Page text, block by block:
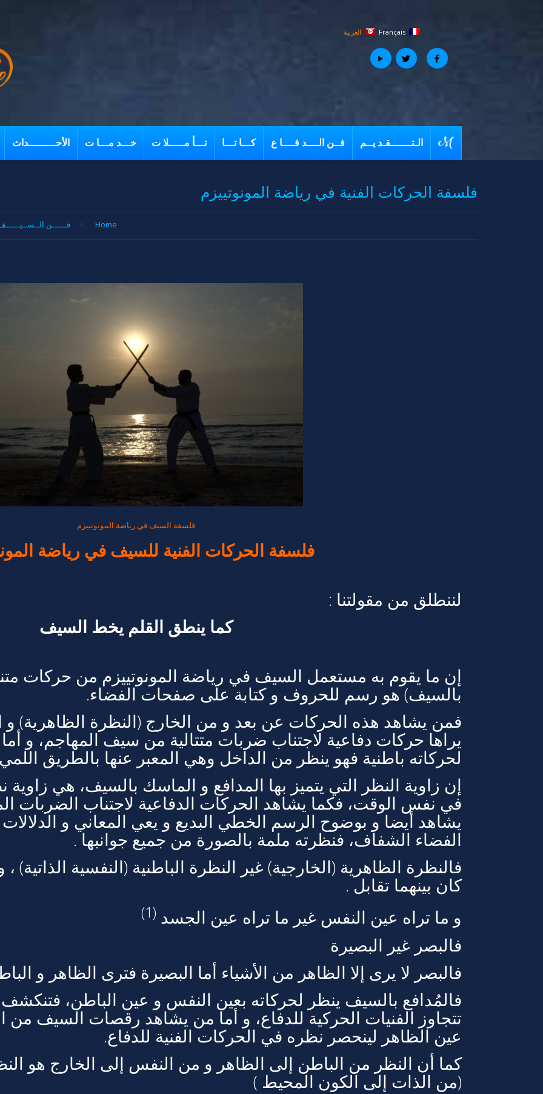
العربية Français
الـتـــــــقـد يــم فــن الــــد فــــا ع كـــا تـــا تـــأ مـــــلا ت خـــد مـــا ت الأحـــــــــداث
فلسفة الحركات الفنية في رياضة المونوتييزم
Home فــــــن
فلسفة السيف في رياضة المونوتييزم
فلسفة الحركات الفنية للسيف في رياضة
لننطلق من مقولتنا :
كما ينطق القلم يخط السيف
إن ما يقوم به مستعمل السيف في رياضة المونوتييزم من حركات
بالسيف) هو رسم للحروف و كتابة على صفحات الفضاء.
فمن يشاهد هذه الحركات عن بعد و من الخارج (النظرة الظاهرية) و
يراها حركات دفاعية لاجتناب ضربات متتالية من سيف المهاجم، و
لحركاته باطنية فهو ينظر من الداخل وهي المعبر عنها بالطريق
إن زاوية النظر التي يتميز بها المدافع و الماسك بالسيف، هي
في نفس الوقت، فكما يشاهد الحركات الدفاعية لاجتناب الضربات
يشاهد أيضا و بوضوح الرسم الخطي البديع و يعي المعاني و
الفضاء الشفاف، فنظرته ملمة بالصورة من جميع جوانبها .
فالنظرة الظاهرية (الخارجية) غير النظرة الباطنية (النفسية الذاتية)
كان بينهما تقابل .
و ما تراه عين النفس غير ما تراه عين الجسد (1)
فالبصر غير البصيرة
فالبصر لا يرى إلا الظاهر من الأشياء أما البصيرة فترى الظاهر و
فالمُدافع بالسيف ينظر لحركاته بعين النفس و عين الباطن،
تتجاوز الفنيات الحركية للدفاع، و أما من يشاهد رقصات السيف من
عين الظاهر لينحصر نظره في الحركات الفنية للدفاع.
كما أن النظر من الباطن إلى الظاهر و من النفس إلى الخارج هو
(من الذات إلى الكون المحيط )